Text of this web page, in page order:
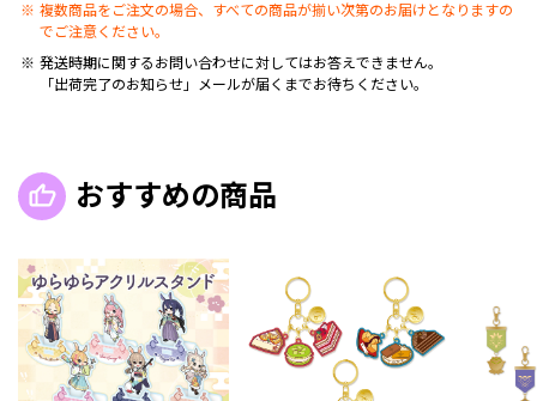
複数商品をご注文の場合、すべての商品が揃い次第のお届けとなりますの
でご注意ください。
発送時期に関するお問い合わせに対してはお答えできません。
「出荷完了のお知らせ」メールが届くまでお待ちください。
おすすめの商品